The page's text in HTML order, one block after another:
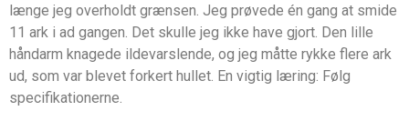
længe jeg overholdt grænsen. Jeg prøvede én gang at smide
11 ark i ad gangen. Det skulle jeg ikke have gjort. Den lille
håndarm knagede ildevarslende, og jeg måtte rykke flere ark
ud, som var blevet forkert hullet. En vigtig læring: Følg
specifikationerne.